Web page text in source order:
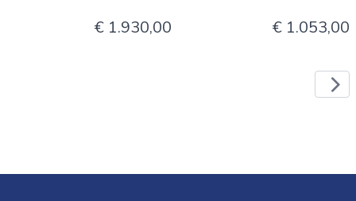
€ 1.930,00 € 1.053,00